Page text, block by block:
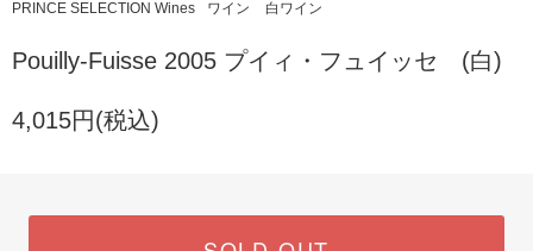
PRINCE SELECTION Wines ワイン 白ワイン
Pouilly-Fuisse 2005 プイィ・フュイッセ (白)
4,015円(税込)